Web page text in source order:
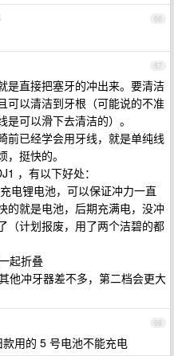
66
67
是直接把塞牙的冲出来。要清洁
可以清洁到牙根（可能说的不准
可以滑下去清洁的）。
前已经学会用牙线，就是单纯线
挺快的。
，有以下好处：
电锂电池，可以保证冲力一直
的就是电池，后期充满电，没冲
（计划报废，用了两个洁碧的都
起折叠
他冲牙器差不多，第二档会更大
68
用的 5 号电池不能充电